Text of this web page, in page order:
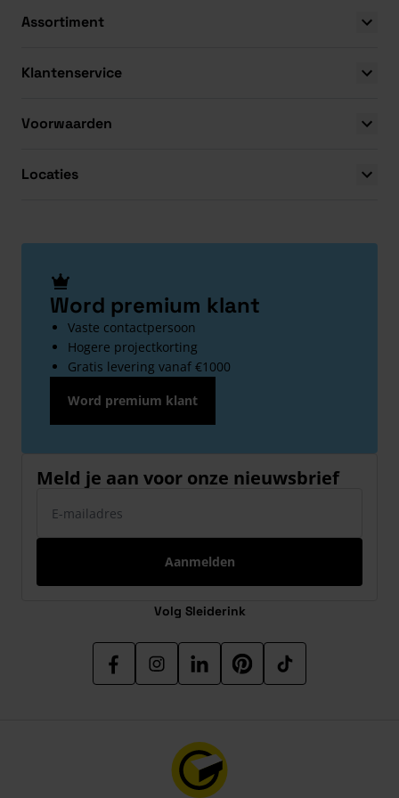
Assortiment
Klantenservice
Voorwaarden
Locaties
Word premium klant
Vaste contactpersoon
Hogere projectkorting
Gratis levering vanaf €1000
Word premium klant
Meld je aan voor onze nieuwsbrief
Aanmelden
Volg Sleiderink